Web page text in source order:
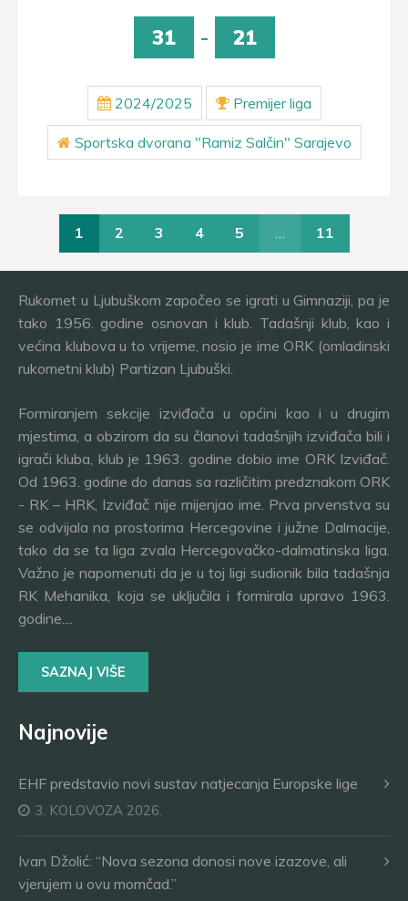
31 - 21
2024/2025 Premijer liga
Sportska dvorana "Ramiz Salčin" Sarajevo
1 2 3 4 5 … 11
Rukomet u Ljubuškom započeo se igrati u Gimnaziji, pa je
tako 1956. godine osnovan i klub. Tadašnji klub, kao i
većina klubova u to vrijeme, nosio je ime ORK (omladinski
rukometni klub) Partizan Ljubuški.
Formiranjem sekcije izviđača u općini kao i u drugim
mjestima, a obzirom da su članovi tadašnjih izviđača bili i
igrači kluba, klub je 1963. godine dobio ime ORK Izviđač.
Od 1963. godine do danas sa različitim predznakom ORK
- RK – HRK, Izviđač nije mijenjao ime. Prva prvenstva su
se odvijala na prostorima Hercegovine i južne Dalmacije,
tako da se ta liga zvala Hercegovačko-dalmatinska liga.
Važno je napomenuti da je u toj ligi sudionik bila tadašnja
RK Mehanika, koja se uključila i formirala upravo 1963.
godine....
SAZNAJ VIŠE
Najnovije
EHF predstavio novi sustav natjecanja Europske lige
3. KOLOVOZA 2026.
Ivan Džolić: “Nova sezona donosi nove izazove, ali
vjerujem u ovu momčad.”